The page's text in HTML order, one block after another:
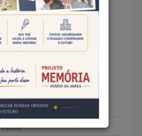
SERRA – JUIZ
ESTUPRO DE
CADEIA
Polícia